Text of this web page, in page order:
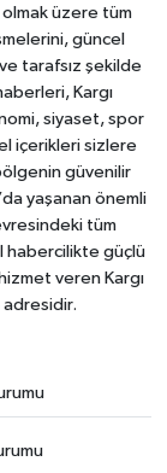
olmak üzere tüm
güncel
tarafsız şekilde
Kargı
siyaset, spor
içerikleri sizlere
güvenilir
yaşanan önemli
tüm
habercilikte güçlü
veren Kargı
adresidir.